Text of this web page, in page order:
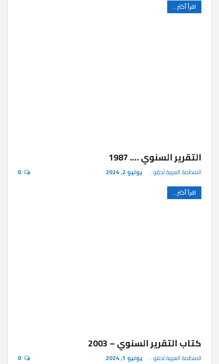
اقرأ أكثر...
التقرير السنوي …. 1987
المنظمة العربية لحقوق الإنسان يوليو 2, 2024
اقرأ أكثر...
كتاب التقرير السنوي – 2003
المنظمة العربية لحقوق الإنسان يوليو 1, 2024